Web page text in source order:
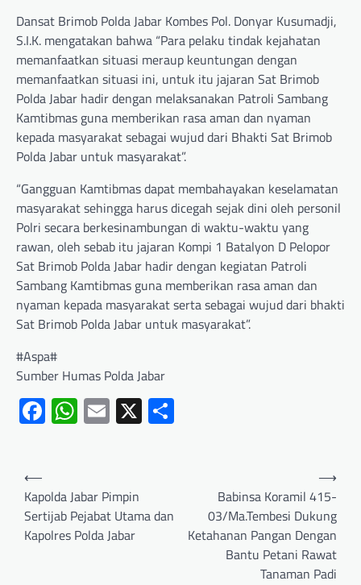
Dansat Brimob Polda Jabar Kombes Pol. Donyar Kusumadji,
S.I.K. mengatakan bahwa “Para pelaku tindak kejahatan
memanfaatkan situasi meraup keuntungan dengan
memanfaatkan situasi ini, untuk itu jajaran Sat Brimob
Polda Jabar hadir dengan melaksanakan Patroli Sambang
Kamtibmas guna memberikan rasa aman dan nyaman
kepada masyarakat sebagai wujud dari Bhakti Sat Brimob
Polda Jabar untuk masyarakat”.
“Gangguan Kamtibmas dapat membahayakan keselamatan
masyarakat sehingga harus dicegah sejak dini oleh personil
Polri secara berkesinambungan di waktu-waktu yang
rawan, oleh sebab itu jajaran Kompi 1 Batalyon D Pelopor
Sat Brimob Polda Jabar hadir dengan kegiatan Patroli
Sambang Kamtibmas guna memberikan rasa aman dan
nyaman kepada masyarakat serta sebagai wujud dari bhakti
Sat Brimob Polda Jabar untuk masyarakat”.
#Aspa#
Sumber Humas Polda Jabar
Facebook
WhatsApp
Email
X
⟵
Kapolda Jabar Pimpin
Sertijab Pejabat Utama dan
Kapolres Polda Jabar
Babinsa Koramil 415-
03/Ma.Tembesi Dukung
Ketahanan Pangan Dengan
Bantu Petani Rawat
Tanaman Padi
⟶